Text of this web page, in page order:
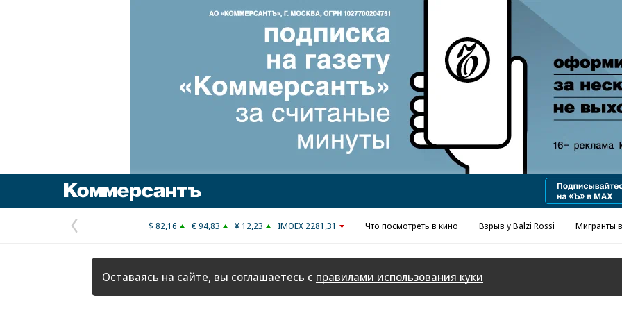
Реклама в «Ъ» www.kommersant.ru/ad
Предыдущая
страница
$ 82,16 € 94,83 ¥ 12,23 IMOEX 2281,31 Что посмотреть в кино Взрыв у Balzi Rossi Мигранты
Оставаясь на сайте, вы соглашаетесь с правилами использования куки